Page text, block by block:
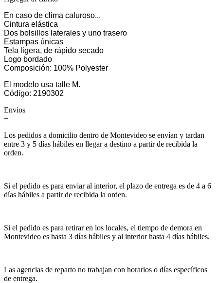
En caso de clima caluroso...
Cintura elástica
Dos bolsillos laterales y uno trasero
Estampas únicas
Tela ligera, de rápido secado
Logo bordado
Composición: 100% Polyester
El modelo usa talle M.
Código: 2190302
Envíos
+
Los pedidos a domicilio dentro de Montevideo se envían y tardan
entre 3 y 5 días hábiles en llegar a destino a partir de recibida la
orden.
Si el pedido es para enviar al interior, el plazo de entrega es de 4 a 6
días hábiles a partir de recibida la orden.
Si el pedido es para retirar en los locales, el tiempo de demora en
Montevideo es hasta 3 días hábiles y al interior hasta 4 días hábiles.
Las agencias de reparto no trabajan con horarios o días específicos
de entrega.